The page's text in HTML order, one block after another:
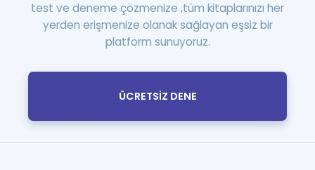
test ve deneme çözmenize ,tüm kitaplarınızı her
yerden erişmenize olanak sağlayan eşsiz bir
platform sunuyoruz.
ÜCRETSİZ DENE